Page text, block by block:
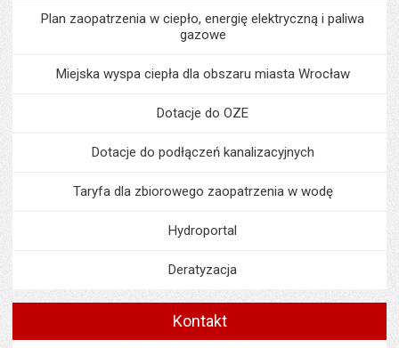
Plan zaopatrzenia w ciepło, energię elektryczną i paliwa
gazowe
Miejska wyspa ciepła dla obszaru miasta Wrocław
Dotacje do OZE
Dotacje do podłączeń kanalizacyjnych
Taryfa dla zbiorowego zaopatrzenia w wodę
Hydroportal
Deratyzacja
Kontakt